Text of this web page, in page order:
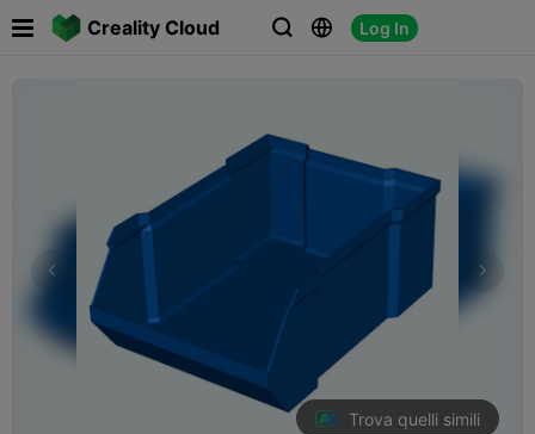
Creality Cloud   Log In
Trova quelli simili